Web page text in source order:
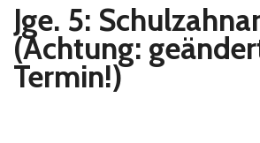
Jge. 5:
(Achtung:
Termin!)